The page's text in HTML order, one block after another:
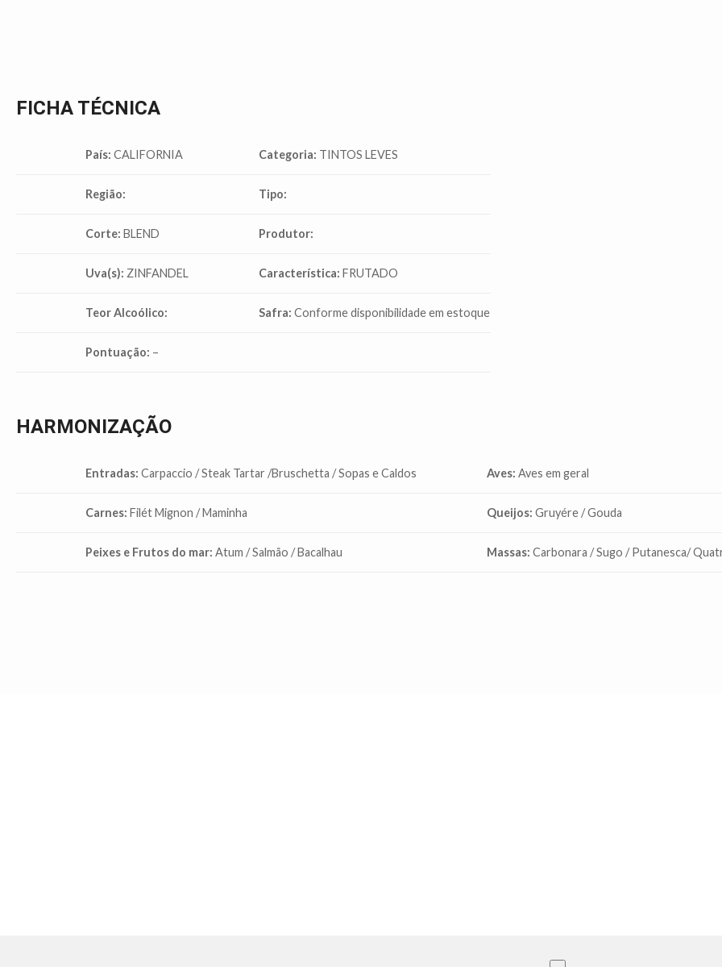
FICHA TÉCNICA
País: CALIFORNIA Categoria: TINTOS LEVES
Região: Tipo:
Corte: BLEND Produtor:
Uva(s): ZINFANDEL Característica: FRUTADO
Teor Alcoólico: Safra: Conforme disponibilidade em estoque
Pontuação: –
HARMONIZAÇÃO
Entradas: Carpaccio / Steak Tartar /Bruschetta / Sopas e Caldos Aves: Aves em geral
Carnes: Filét Mignon / Maminha Queijos: Gruyére / Gouda
Peixes e Frutos do mar: Atum / Salmão / Bacalhau Massas: Carbonara / Sugo / Putanesca/